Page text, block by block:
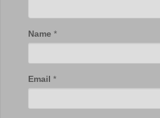
Name *
Email *